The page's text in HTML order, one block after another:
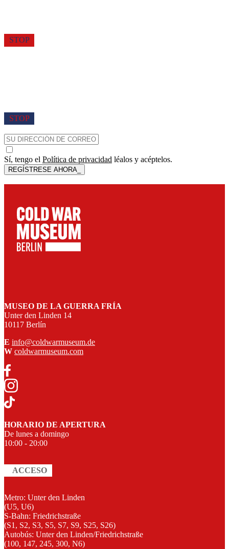
STOP
STOP
Sí, tengo el Política de privacidad léalos y acéptelos.
MUSEO DE LA GUERRA FRÍA
Unter den Linden 14
10117 Berlín
E info@coldwarmuseum.de
W coldwarmuseum.com
HORARIO DE APERTURA
De lunes a domingo
10:00 - 20:00
ACCESO
Metro: Unter den Linden
(U5, U6)
S-Bahn: Friedrichstraße
(S1, S2, S3, S5, S7, S9, S25, S26)
Autobús: Unter den Linden/Friedrichstraße
(100, 147, 245, 300, N6)